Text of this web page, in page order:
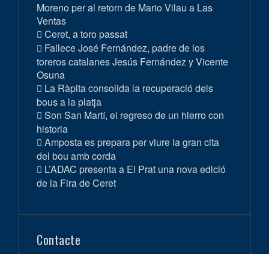
Moreno per al retorn de Mario Vilau a Las
Ventas
Ceret, a toro passat
Fallece José Fernández, padre de los
toreros catalanes Jesús Fernández y Vicente
Osuna
La Ràpita consolida la recuperació dels
bous a la platja
Son San Martí, el regreso de un hierro con
historia
Amposta es prepara per viure la gran cita
del bou amb corda
L’ADAC presenta a El Prat una nova edició
de la Fira de Ceret
Contacte